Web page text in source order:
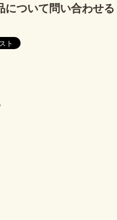
について問い合わせる